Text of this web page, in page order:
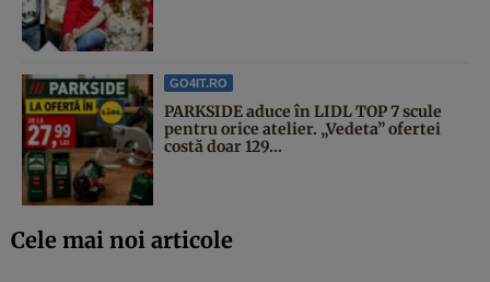
GO4IT.RO
PARKSIDE aduce în LIDL TOP 7 scule
pentru orice atelier. „Vedeta” ofertei
costă doar 129...
Cele mai noi articole